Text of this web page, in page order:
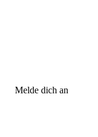
Melde dich an